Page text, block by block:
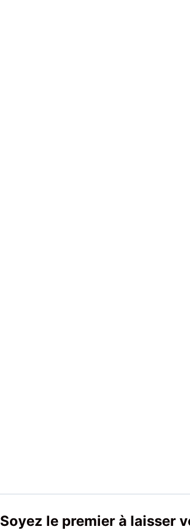
Soyez le premier à laisser